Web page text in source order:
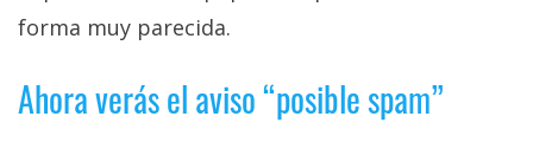
forma muy parecida.
Ahora verás el aviso “posible spam”